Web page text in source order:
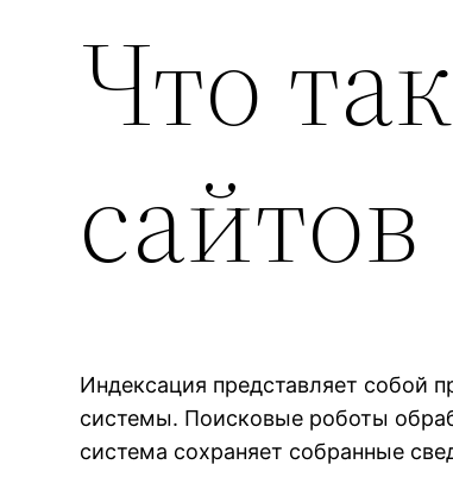
Что
сайтов
Индексация представляет собой
системы. Поисковые роботы
система сохраняет собранные